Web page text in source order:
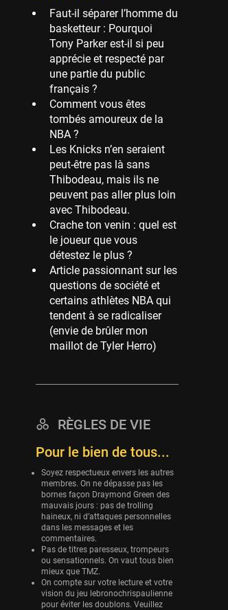
Atlanta Hawks
45 sessions
Chicago Bulls
41 sessions
Memphis Grizzlies
39 sessions
Cleveland Cavaliers
38 sessions
Orlando Magic
36 sessions
Euroleague
Charlotte Hornets
32 sessions
Houston Rockets
31 sessions
Washington Wizards
29 sessions
25 sessions
Brooklyn Nets
24 sessions
Sacramento Kings
24 sessions
Utah Jazz
22 sessions
Toronto Raptors
18 sessions
Faut-il séparer l’homme du
basketteur : Pourquoi
Tony Parker est-il si peu
apprécie et respecté par
une partie du public
français ?
Comment vous êtes
tombés amoureux de la
NBA ?
Les Knicks n’en seraient
peut-être pas là sans
Thibodeau, mais ils ne
peuvent pas aller plus loin
avec Thibodeau.
Crache ton venin : quel est
le joueur que vous
détestez le plus ?
Article passionnant sur les
questions de société et
certains athlètes NBA qui
tendent à se radicaliser
(envie de brûler mon
maillot de Tyler Herro)
RÈGLES DE VIE
Pour le bien de tous...
Soyez respectueux envers les autres
membres. On ne dépasse pas les
bornes façon Draymond Green des
mauvais jours : pas de trolling
haineux, ni d’attaques personnelles
dans les messages et les
commentaires.
Pas de titres paresseux, trompeurs
ou sensationnels. On vaut tous bien
mieux que TMZ.
On compte sur votre lecture et votre
vision du jeu lebronochrispaulienne
pour éviter les doublons. Veuillez